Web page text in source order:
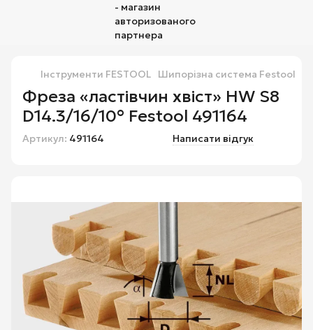
Інструменти FESTOOL Шипорізна система Festool
Фреза «ластівчин хвіст» HW S8
D14.3/16/10° Festool 491164
Артикул: 491164 Написати відгук